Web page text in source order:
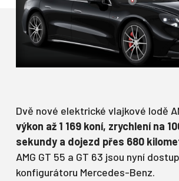
Dvě nové elektrické vlajkové lodě
výkon až 1 169 koní, zrychlení na
sekundy a dojezd přes 680
AMG GT 55 a GT 63 jsou nyní
konfigurátoru Mercedes-Benz.